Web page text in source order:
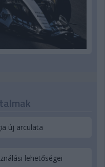
új arculata
lehetőségei